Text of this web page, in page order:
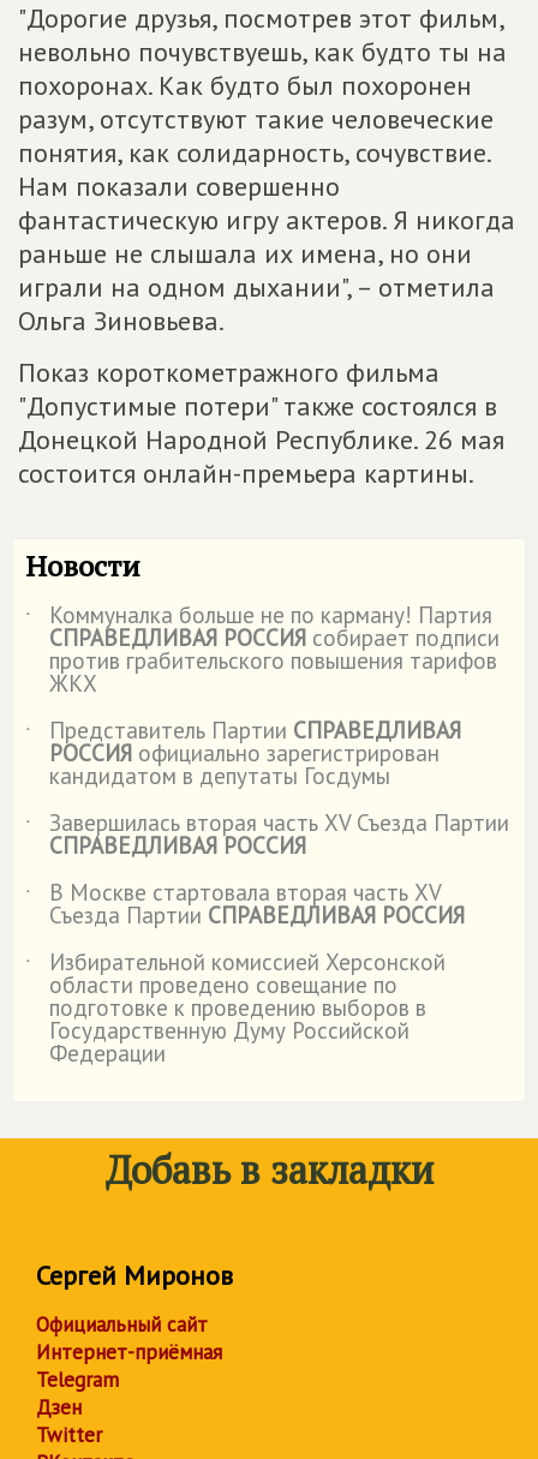
"Дорогие друзья, посмотрев этот фильм,
невольно почувствуешь, как будто ты на
похоронах. Как будто был похоронен
разум, отсутствуют такие человеческие
понятия, как солидарность, сочувствие.
Нам показали совершенно
фантастическую игру актеров. Я никогда
раньше не слышала их имена, но они
играли на одном дыхании", – отметила
Ольга Зиновьева.
Показ короткометражного фильма
"Допустимые потери" также состоялся в
Донецкой Народной Республике. 26 мая
состоится онлайн-премьера картины.
Новости
˙ Коммуналка больше не по карману! Партия
СПРАВЕДЛИВАЯ РОССИЯ собирает подписи
против грабительского повышения тарифов
ЖКХ
˙
Представитель Партии СПРАВЕДЛИВАЯ
РОССИЯ официально зарегистрирован
кандидатом в депутаты Госдумы
˙
Завершилась вторая часть XV Съезда Партии
СПРАВЕДЛИВАЯ РОССИЯ
˙
В Москве стартовала вторая часть XV
Съезда Партии СПРАВЕДЛИВАЯ РОССИЯ
˙
Избирательной комиссией Херсонской
области проведено совещание по
подготовке к проведению выборов в
Государственную Думу Российской
Федерации
Добавь в закладки
Сергей Миронов
Официальный сайт
Интернет-приёмная
Telegram
Дзен
Twitter